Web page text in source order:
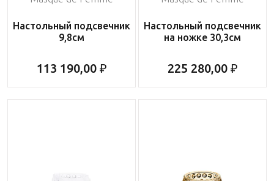
Настольный подсвечник
9,8см
113 190,00 ₽
Настольный подсвечник
на ножке 30,3см
225 280,00 ₽